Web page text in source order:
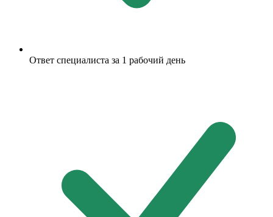
Ответ специалиста за 1 рабочий день